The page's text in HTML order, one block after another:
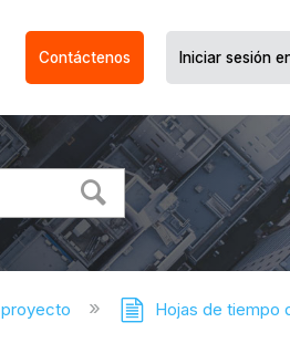
Contáctenos Iniciar sesión
Hojas de tiempo